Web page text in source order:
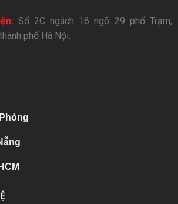
Số 2C ngách 16 ngõ 29 phố Trạm,
phố Hà Nội.